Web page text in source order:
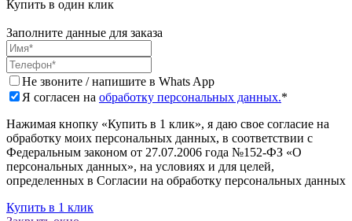
Купить в один клик
Заполните данные для заказа
Не звоните / напишите в Whats App
Я согласен на обработку персональных данных.*
Нажимая кнопку «Купить в 1 клик», я даю свое согласие на
обработку моих персональных данных, в соответствии с
Федеральным законом от 27.07.2006 года №152-ФЗ «О
персональных данных», на условиях и для целей,
определенных в Согласии на обработку персональных данных
Купить в 1 клик